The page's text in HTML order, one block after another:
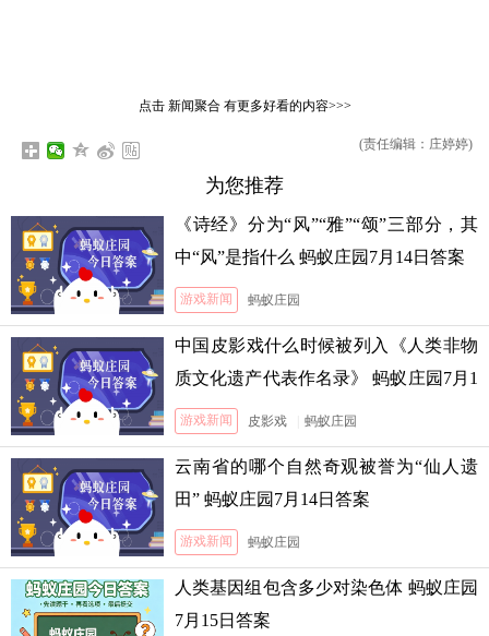
点击 新闻聚合有更多好看的内容>>>
(责任编辑：庄婷婷)
为您推荐
《诗经》分为“风”“雅”“颂”三部分，其
中“风”是指什么 蚂蚁庄园7月14日答案
游戏新闻 蚂蚁庄园
中国皮影戏什么时候被列入《人类非物
质文化遗产代表作名录》 蚂蚁庄园7月1
3日答案
游戏新闻 皮影戏 蚂蚁庄园
云南省的哪个自然奇观被誉为“仙人遗
田” 蚂蚁庄园7月14日答案
游戏新闻 蚂蚁庄园
人类基因组包含多少对染色体 蚂蚁庄园
7月15日答案